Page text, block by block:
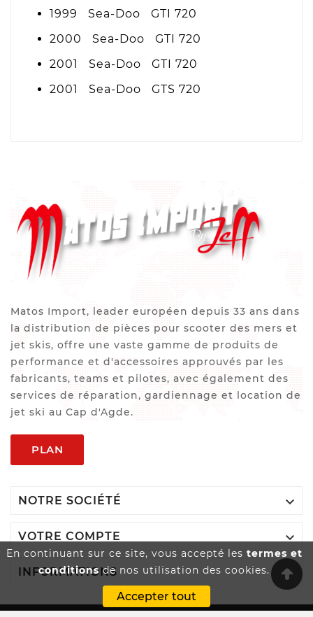
En continuant sur ce site, vous accepté les termes et
conditionsde nos utilisation des cookies.
Accepter tout
1999 Sea-Doo GTI 720
2000 Sea-Doo GTI 720
2001 Sea-Doo GTI 720
2001 Sea-Doo GTS 720
Matos Import, leader européen depuis 33 ans dans
la distribution de pièces pour scooter des mers et
jet skis, offre une vaste gamme de produits de
performance et d'accessoires approuvés par les
fabricants, teams et pilotes, avec également des
services de réparation, gardiennage et location de
jet ski au Cap d'Agde.
PLAN
NOTRE SOCIÉTÉ 
VOTRE COMPTE 
INFORMATIONS 